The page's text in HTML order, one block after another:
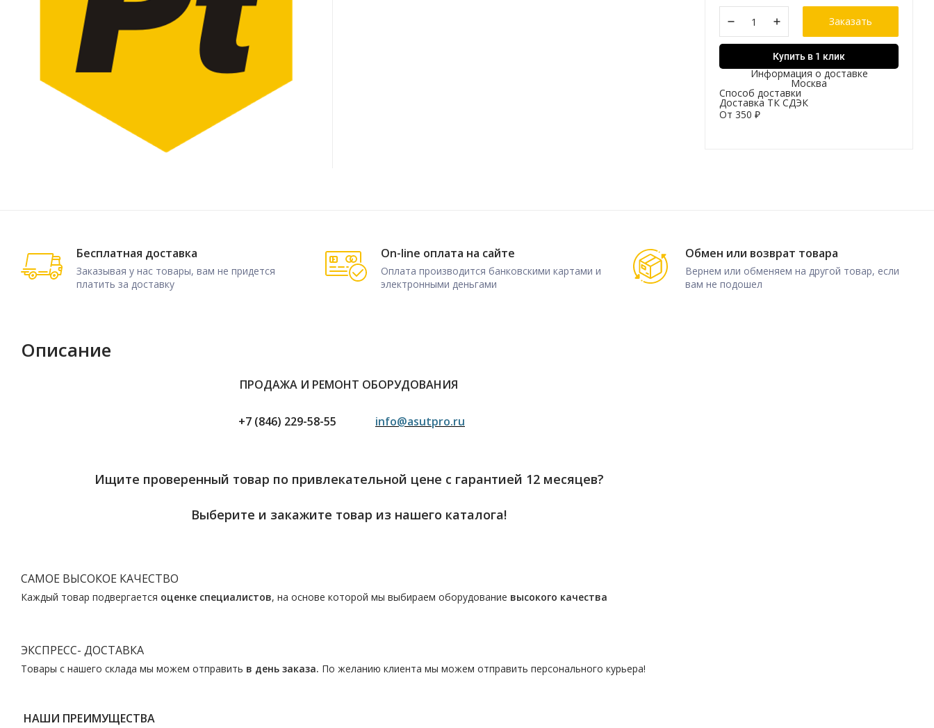
Заказать
Купить в 1 клик
Информация о доставке
Москва
Способ доставки
Доставка ТК СДЭК
От 350 ₽
Бесплатная доставка
Заказывая у нас товары, вам не придется
платить за доставку
On-line оплата на сайте
Оплата производится банковскими картами и
электронными деньгами
Обмен или возврат товара
Вернем или обменяем на другой товар, если
вам не подошел
Описание
ПРОДАЖА И РЕМОНТ ОБОРУДОВАНИЯ
+7 (846) 229-58-55 info@asutpro.ru
Ищите проверенный товар по привлекательной цене с гарантией 12 месяцев?
Выберите и закажите товар из нашего каталога!
САМОЕ ВЫСОКОЕ КАЧЕСТВО
Каждый товар подвергается оценке специалистов, на основе которой мы выбираем оборудование высокого качества
ЭКСПРЕСС- ДОСТАВКА
Товары с нашего склада мы можем отправить в день заказа. По желанию клиента мы можем отправить персонального курьера!
НАШИ ПРЕИМУЩЕСТВА